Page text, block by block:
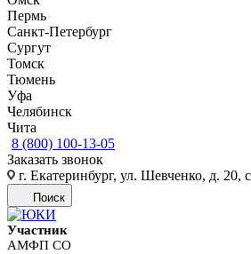
Пермь
Санкт-Петербург
Сургут
Томск
Тюмень
Уфа
Челябинск
Чита
8 (800) 100-13-05
Заказать звонок
г. Екатеринбург, ул. Шевченко, д. 20,
Поиск
Участник
АМФП СО